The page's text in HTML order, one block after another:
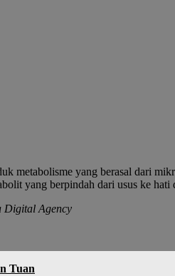
metabolisme yang berasal dari
yang berpindah dari usus ke
Digital Agency
Tuan